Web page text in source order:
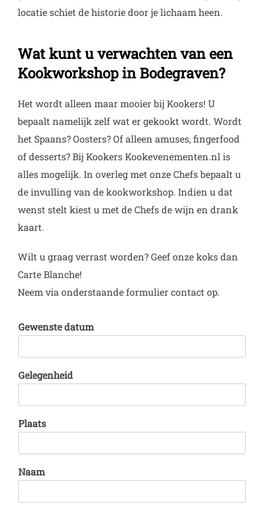
locatie schiet de historie door je lichaam heen.
Wat kunt u verwachten van een
Kookworkshop in Bodegraven?
Het wordt alleen maar mooier bij Kookers! U
bepaalt namelijk zelf wat er gekookt wordt. Wordt
het Spaans? Oosters? Of alleen amuses, fingerfood
of desserts? Bij Kookers Kookevenementen.nl is
alles mogelijk. In overleg met onze Chefs bepaalt u
de invulling van de kookworkshop. Indien u dat
wenst stelt kiest u met de Chefs de wijn en drank
kaart.
Wilt u graag verrast worden? Geef onze koks dan
Carte Blanche!
Neem via onderstaande formulier contact op.
Gewenste datum
Gelegenheid
Plaats
Naam